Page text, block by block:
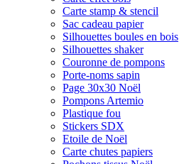
Carte stamp & stencil
Sac cadeau papier
Silhouettes boules en bois
Silhouettes shaker
Couronne de pompons
Porte-noms sapin
Page 30x30 Noël
Pompons Artemio
Plastique fou
Stickers SDX
Etoile de Noël
Carte chutes papiers